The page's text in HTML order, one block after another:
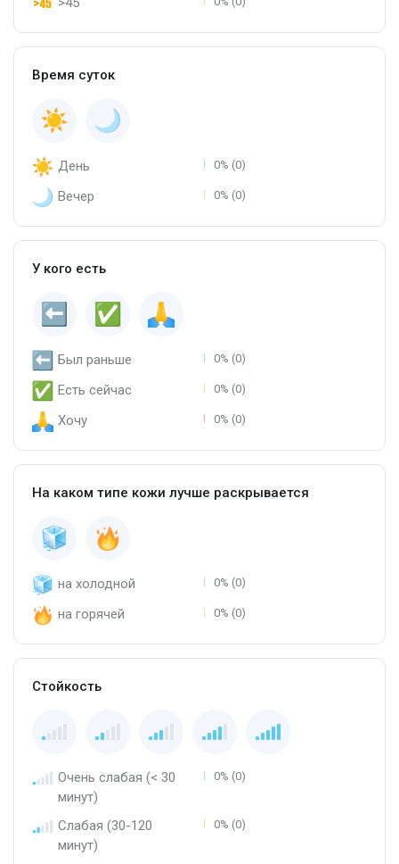
Время суток
День 0% (0)
Вечер 0% (0)
У кого есть
Был раньше 0% (0)
Есть сейчас 0% (0)
Хочу 0% (0)
На каком типе кожи лучше раскрывается
на холодной 0% (0)
на горячей 0% (0)
Стойкость
Очень слабая (< 30
минут)
0% (0)
Слабая (30-120
минут)
0% (0)